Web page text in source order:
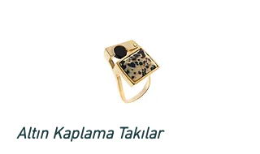
Altın Kaplama Takılar